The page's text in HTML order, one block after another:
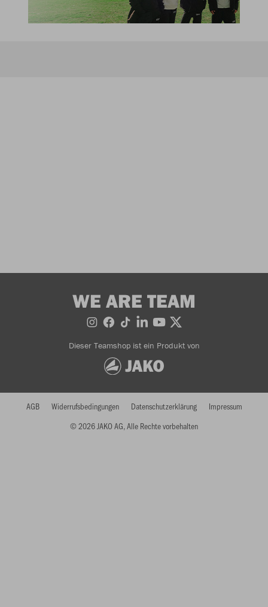
WE ARE TEAM
Dieser Teamshop ist ein Produkt von
© 2026 JAKO AG, Alle Rechte vorbehalten
AGB Widerrufsbedingungen Datenschutzerklärung Impressum